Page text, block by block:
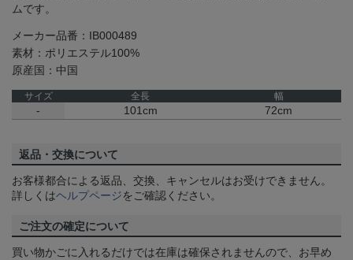
ムです。
メーカー品番：IB000489
素材：ポリエステル100%
原産国：中国
サイズ 全長 幅
- 101cm 72cm
返品・交換について
お客様都合による返品、交換、キャンセルはお受けできません。
詳しくはヘルプページをご確認ください。
ご注文の確定について
買い物かごに入れるだけでは在庫は確保されませんので、お早め